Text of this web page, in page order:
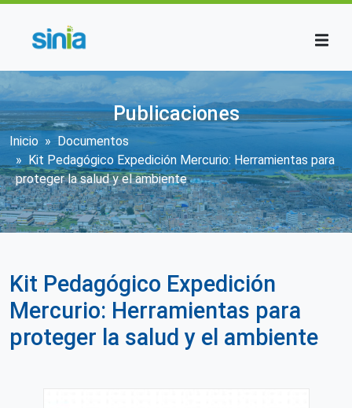
Publicaciones
Sobrescribir enlaces de ayuda a la
Inicio
Documentos
Kit Pedagógico Expedición Mercurio: Herramientas para
proteger la salud y el ambiente
Kit Pedagógico Expedición
Mercurio: Herramientas para
proteger la salud y el ambiente